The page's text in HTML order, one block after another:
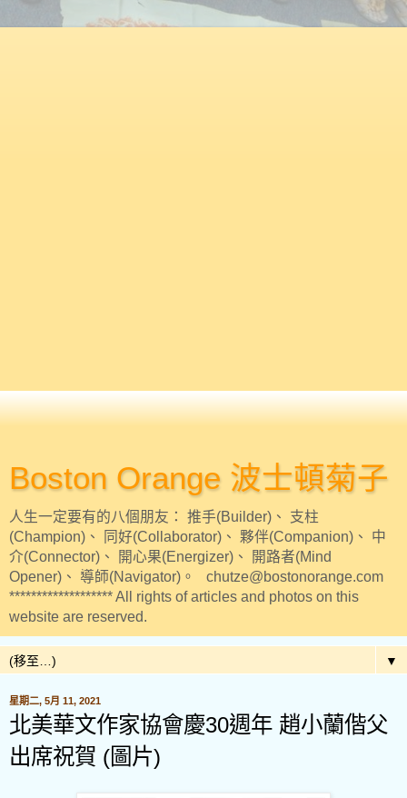
Boston Orange 波士頓菊子
人生一定要有的八個朋友： 推手(Builder)、 支柱
(Champion)、 同好(Collaborator)、 夥伴(Companion)、 中
介(Connector)、 開心果(Energizer)、 開路者(Mind
Opener)、 導師(Navigator)。 chutze@bostonorange.com
******************* All rights of articles and photos on this
website are reserved.
▼
星期二, 5月 11, 2021
北美華文作家協會慶30週年 趙小蘭偕父
出席祝賀 (圖片)